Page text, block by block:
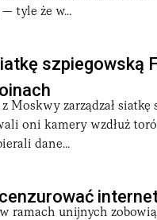
tyle że w...
szpiegowską
Moskwy zarządzał siatkę
oni kamery wzdłuż
dane...
ramach unijnych